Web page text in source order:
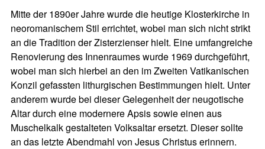
Mitte der 1890er Jahre wurde die heutige Klosterkirche in
neoromanischem Stil errichtet, wobei man sich nicht strikt
an die Tradition der Zisterzienser hielt. Eine umfangreiche
Renovierung des Innenraumes wurde 1969 durchgeführt,
wobei man sich hierbei an den im Zweiten Vatikanischen
Konzil gefassten lithurgischen Bestimmungen hielt. Unter
anderem wurde bei dieser Gelegenheit der neugotische
Altar durch eine modernere Apsis sowie einen aus
Muschelkalk gestalteten Volksaltar ersetzt. Dieser sollte
an das letzte Abendmahl von Jesus Christus erinnern.